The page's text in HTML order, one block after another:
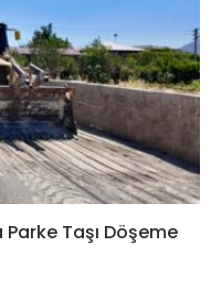
Parke Taşı Döşeme